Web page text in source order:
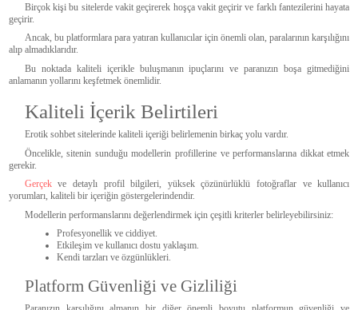
Birçok kişi bu sitelerde vakit geçirerek hoşça vakit geçirir ve farklı fantezilerini hayata
geçirir.
Ancak, bu platformlara para yatıran kullanıcılar için önemli olan, paralarının karşılığını
alıp almadıklarıdır.
Bu noktada kaliteli içerikle buluşmanın ipuçlarını ve paranızın boşa gitmediğini
anlamanın yollarını keşfetmek önemlidir.
Kaliteli İçerik Belirtileri
Erotik sohbet sitelerinde kaliteli içeriği belirlemenin birkaç yolu vardır.
Öncelikle, sitenin sunduğu modellerin profillerine ve performanslarına dikkat etmek
gerekir.
Gerçekve detaylı profil bilgileri, yüksek çözünürlüklü fotoğraflar ve kullanıcı
yorumları, kaliteli bir içeriğin göstergelerindendir.
Modellerin performanslarını değerlendirmek için çeşitli kriterler belirleyebilirsiniz:
Profesyonellik ve ciddiyet.
Etkileşim ve kullanıcı dostu yaklaşım.
Kendi tarzları ve özgünlükleri.
Platform Güvenliği ve Gizliliği